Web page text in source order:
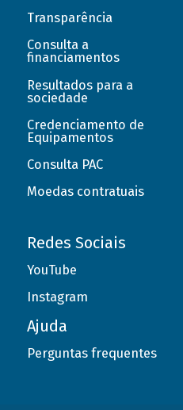
Transparência
Consulta a
financiamentos
Resultados para a
sociedade
Credenciamento de
Equipamentos
Consulta PAC
Moedas contratuais
Redes Sociais
YouTube
Instagram
Ajuda
Perguntas frequentes